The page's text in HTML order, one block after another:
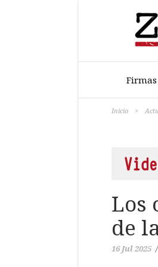
Firmas
Inicio >
Los
de
16 Jul 2025 /